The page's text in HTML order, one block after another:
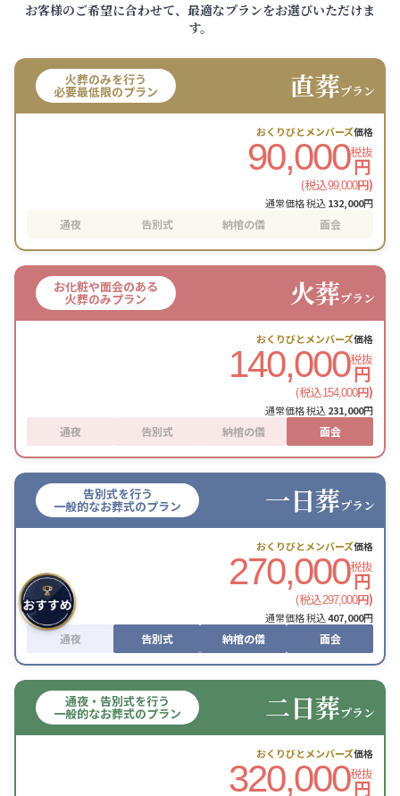
お客様のご希望に合わせて、最適なプランをお選びいただけま
す。
火葬のみを行う
必要最低限のプラン 直葬プラン
おくりびとメンバーズ価格
90,000税抜
円
(税込99,000円)
通常価格 税込132,000円
通夜 告別式 納棺の儀 面会
お化粧や面会のある
火葬のみプラン 火葬プラン
おくりびとメンバーズ価格
140,000税抜
円
(税込154,000円)
通常価格 税込231,000円
通夜 告別式 納棺の儀 面会
告別式を行う
一般的なお葬式のプラン 一日葬プラン
おくりびとメンバーズ価格
270,000税抜
円
(税込297,000円)
通常価格 税込407,000円
通夜 告別式 納棺の儀 面会
通夜・告別式を行う
一般的なお葬式のプラン 二日葬プラン
おくりびとメンバーズ価格
320,000税抜
円